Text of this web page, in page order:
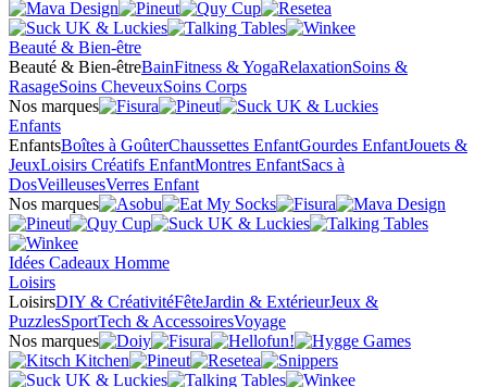
Beauté & Bien-être
Beauté & Bien-êtreBainFitness & YogaRelaxationSoins &
RasageSoins CheveuxSoins Corps
Nos marques
Enfants
EnfantsBoîtes à GoûterChaussettes EnfantGourdes EnfantJouets &
JeuxLoisirs Créatifs EnfantMontres EnfantSacs à
DosVeilleusesVerres Enfant
Nos marques
Idées Cadeaux Homme
Loisirs
LoisirsDIY & CréativitéFêteJardin & ExtérieurJeux &
PuzzlesSportTech & AccessoiresVoyage
Nos marques